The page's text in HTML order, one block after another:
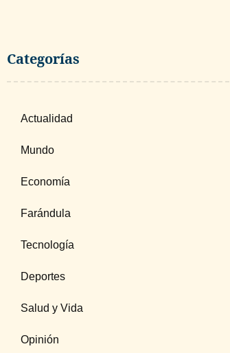
Categorías
Actualidad
Mundo
Economía
Farándula
Tecnología
Deportes
Salud y Vida
Opinión